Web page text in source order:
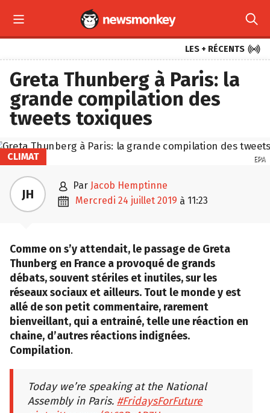
 
LES + RÉCENTS 
Greta Thunberg à Paris: la
grande compilation des
tweets toxiques
EPA
CLIMAT
JH  par Jacob Hemptinne
 mercredi 24 juillet 2019 à 11:23
Comme on s’y attendait, le passage de Greta
Thunberg en France a provoqué de grands
débats, souvent stériles et inutiles, sur les
réseaux sociaux et ailleurs. Tout le monde y est
allé de son petit commentaire, rarement
bienveillant, qui a entrainé, telle une réaction en
chaine, d’autres réactions indignées.
Compilation.
Today we’re speaking at the National
Assembly in Paris. #FridaysForFuture